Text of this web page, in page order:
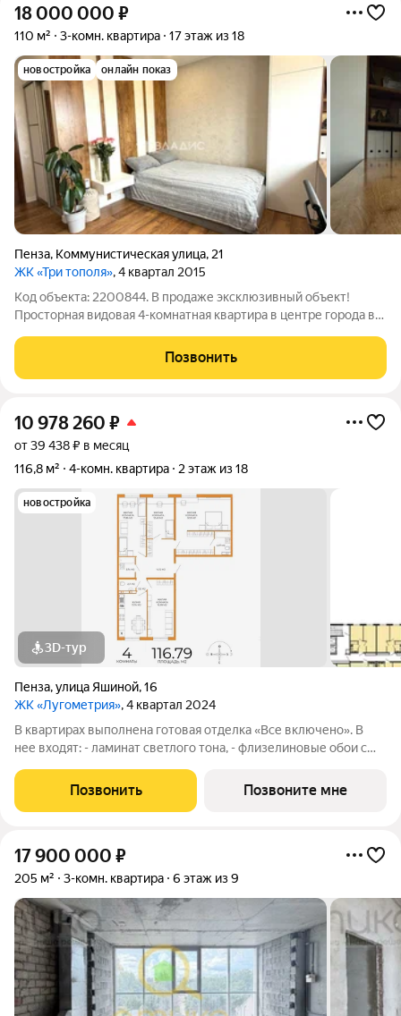
18 000 000 ₽
110 м² 3-комн. квартира 17 этаж из 18
новостройка онлайн показ
Пенза, Коммунистическая улица, 21
ЖК «Три тополя», 4 квартал 2015
Код объекта: 2200844. В продаже эксклюзивный объект!
Просторная видовая 4-комнатная квартира в центре города в
Коммунистическая, 21. Квартира расположена на 17 этаже 18-
этажного кирпичного дома 2015 года
Позвонить
10 978 260 ₽
от 39 438 ₽ в месяц
116,8 м²
4-комн. квартира 2 этаж из 18
новостройка
3D-тур
Пенза,улица Яшиной,16
ЖК «Лугометрия», 4 квартал 2024
В квартирах выполнена готовая отделка «Все включено». В
нее входят: - ламинат светлого тона, - флизелиновые обои с
формата, которые сделают квартиру более светлой, -
надежные межкомнатные
Позвонить Позвоните мне
17 900 000 ₽
205 м² 3-комн. квартира 6 этаж из 9